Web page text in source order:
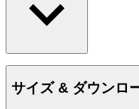
もっと読む
デンマークの家具デザイ
2007) は、家具づくりに
ップに対する優れた洞察
サイズ & ダウンロ